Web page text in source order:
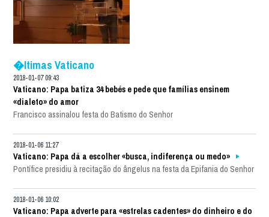
�ltimas Vaticano
2018-01-07 09:43
Vaticano: Papa batiza 34 bebés e pede que famílias ensinem
«dialeto» do amor
Francisco assinalou festa do Batismo do Senhor
2018-01-06 11:27
Vaticano: Papa dá a escolher «busca, indiferença ou medo»
Pontífice presidiu à recitação do ângelus na festa da Epifania do Senhor
2018-01-06 10:02
Vaticano: Papa adverte para «estrelas cadentes» do dinheiro e do